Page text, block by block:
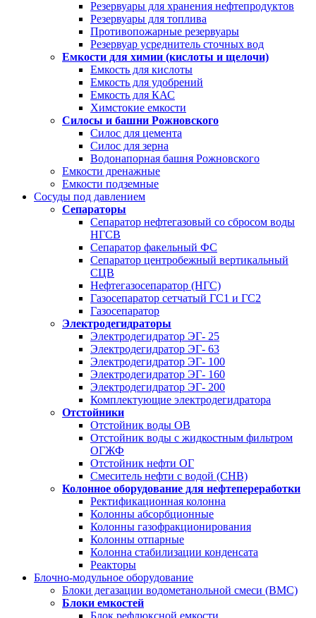
Резервуары для хранения нефтепродуктов
Резервуары для топлива
Противопожарные резервуары
Резервуар усреднитель сточных вод
Емкости для химии (кислоты и щелочи)
Емкость для кислоты
Емкость для удобрений
Емкость для КАС
Химстокие емкости
Силосы и башни Рожновского
Силос для цемента
Силос для зерна
Водонапорная башня Рожновского
Емкости дренажные
Емкости подземные
Сосуды под давлением
Сепараторы
Сепаратор нефтегазовый со сбросом воды
НГСВ
Сепаратор факельный ФС
Сепаратор центробежный вертикальный
СЦВ
Нефтегазосепаратор (НГС)
Газосепаратор сетчатый ГС1 и ГС2
Газосепаратор
Электродегидраторы
Электродегидратор ЭГ- 25
Электродегидратор ЭГ- 63
Электродегидратор ЭГ- 100
Электродегидратор ЭГ- 160
Электродегидратор ЭГ- 200
Комплектующие электродегидратора
Отстойники
Отстойник воды ОВ
Отстойник воды с жидкостным фильтром
ОГЖФ
Отстойник нефти ОГ
Смеситель нефти с водой (СНВ)
Колонное оборудование для нефтепереработки
Ректификационная колонна
Колонны абсорбционные
Колонны газофракционирования
Колонны отпарные
Колонна стабилизации конденсата
Реакторы
Блочно-модульное оборудование
Блоки дегазации водометанольной смеси (BMC)
Блоки емкостей
Блок рефлюксной емкости